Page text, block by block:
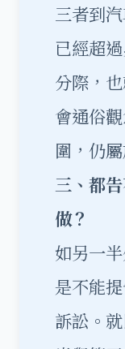
三者到
已經超
分際，
會通俗
圍，仍
三、都
做？
如另一
是不能
訴訟。